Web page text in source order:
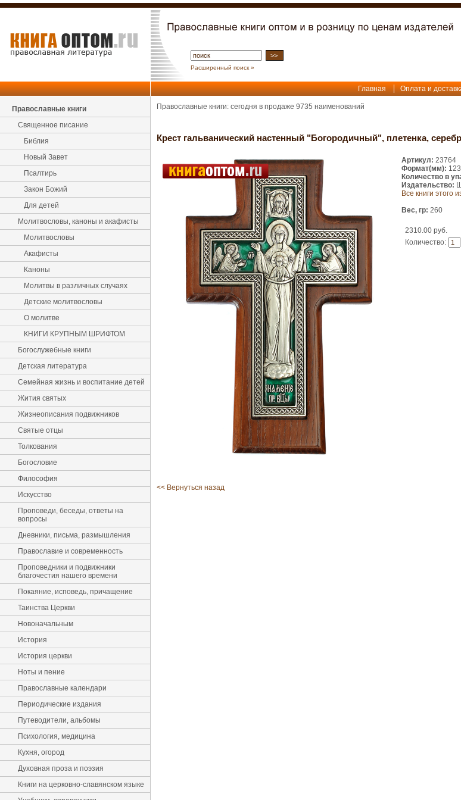
Расширенный поиск »
Главная Оплата и
Православные книги
Священное писание
Библия
Новый Завет
Псалтирь
Закон Божий
Для детей
Молитвословы, каноны и акафисты
Молитвословы
Акафисты
Каноны
Молитвы в различных случаях
Детские молитвословы
О молитве
КНИГИ КРУПНЫМ ШРИФТОМ
Богослужебные книги
Детская литература
Семейная жизнь и воспитание детей
Жития святых
Жизнеописания подвижников
Святые отцы
Толкования
Богословие
Философия
Искусство
Проповеди, беседы, ответы на
вопросы
Дневники, письма, размышления
Православие и современность
Проповедники и подвижники
благочестия нашего времени
Покаяние, исповедь, причащение
Таинства Церкви
Новоначальным
История
История церкви
Ноты и пение
Православные календари
Периодические издания
Путеводители, альбомы
Психология, медицина
Кухня, огород
Духовная проза и поэзия
Книги на церковно-славянском языке
Православные книги: сегодня в продаже 9735 наименований
Крест гальванический настенный "Богородичный", плетенка,
Артикул: 23764
Формат(мм):
Количество в
Издательство:
Все книги этого
Вес, гр: 260
2310.00 руб.
Количество:
<< Вернуться назад